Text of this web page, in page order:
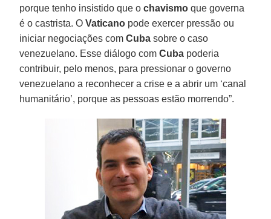
porque tenho insistido que ochavismo que governa
é o castrista. OVaticano pode exercer pressão ou
iniciar negociações comCuba sobre o caso
venezuelano. Esse diálogo comCuba poderia
contribuir, pelo menos, para pressionar o governo
venezuelano a reconhecer a crise e a abrir um ‘canal
humanitário’, porque as pessoas estão morrendo”.